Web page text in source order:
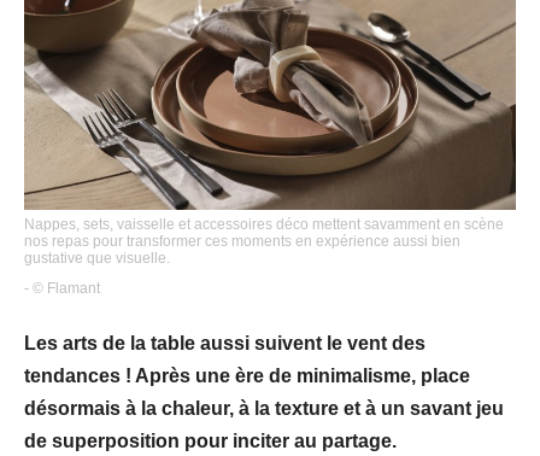
Nappes, sets, vaisselle et accessoires déco mettent savamment en scène
nos repas pour transformer ces moments en expérience aussi bien
gustative que visuelle.
- © Flamant
Les arts de la table aussi suivent le vent des
tendances ! Après une ère de minimalisme, place
désormais à la chaleur, à la texture et à un savant jeu
de superposition pour inciter au partage.